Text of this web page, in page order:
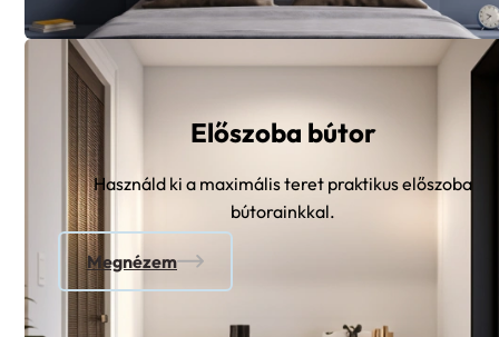
Előszoba bútor
Használd ki a maximális teret praktikus előszoba
bútorainkkal.
Megnézem